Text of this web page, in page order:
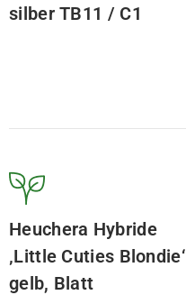
silber TB11 / C1
Heuchera Hybride
‚Little Cuties Blondie‘
gelb, Blatt